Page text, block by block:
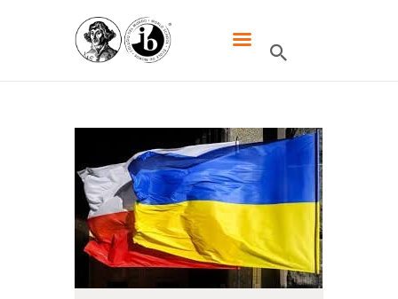
XXXIII LO DWUJĘZYCZNE IM.
MIKOŁAJA KOPERNIKA W
HOME
SZKOŁA
IB
UCZNIOWIE
KANDYDACI